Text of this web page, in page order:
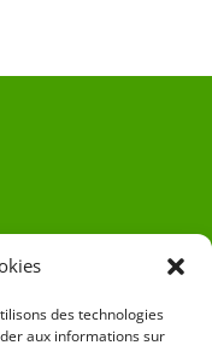
des technologies
aux informations sur